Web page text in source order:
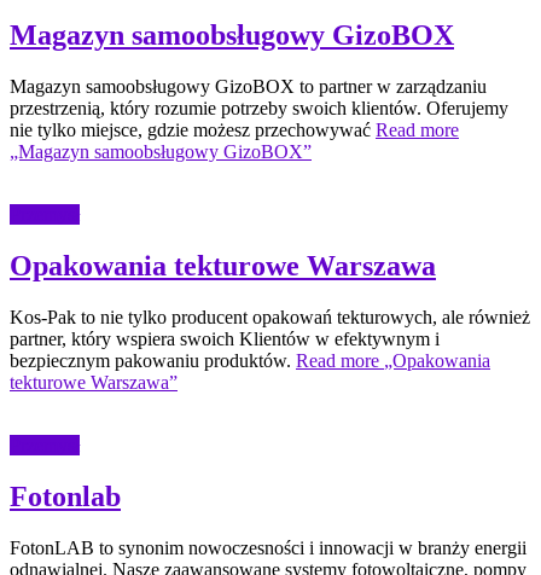
Magazyn samoobsługowy GizoBOX
Magazyn samoobsługowy GizoBOX to partner w zarządzaniu
przestrzenią, który rozumie potrzeby swoich klientów. Oferujemy
nie tylko miejsce, gdzie możesz przechowywać Read more
„Magazyn samoobsługowy GizoBOX”
Opakowania tekturowe Warszawa
Kos-Pak to nie tylko producent opakowań tekturowych, ale również
partner, który wspiera swoich Klientów w efektywnym i
bezpiecznym pakowaniu produktów. Read more „Opakowania
tekturowe Warszawa”
Fotonlab
FotonLAB to synonim nowoczesności i innowacji w branży energii
odnawialnej. Nasze zaawansowane systemy fotowoltaiczne, pompy